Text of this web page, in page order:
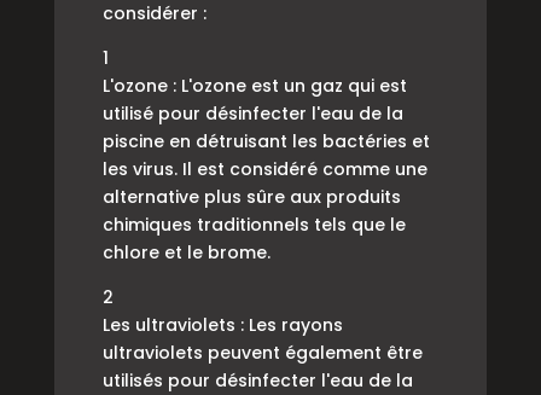
considérer :
1
L'ozone : L'ozone est un gaz qui est
utilisé pour désinfecter l'eau de la
piscine en détruisant les bactéries et
les virus. Il est considéré comme une
alternative plus sûre aux produits
chimiques traditionnels tels que le
chlore et le brome.
2
Les ultraviolets : Les rayons
ultraviolets peuvent également être
utilisés pour désinfecter l'eau de la